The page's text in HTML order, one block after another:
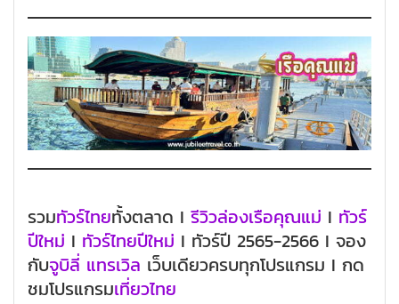
รวมทัวร์ไทยทั้งตลาด I รีวิวล่องเรือคุณแม่ I ทัวร์
ปีใหม่ I ทัวร์ไทยปีใหม่ I ทัวร์ปี 2565-2566 I จอง
กับจูบิลี่ แทรเวิล เว็บเดียวครบทุกโปรแกรม I กด
ชมโปรแกรมเที่ยวไทย